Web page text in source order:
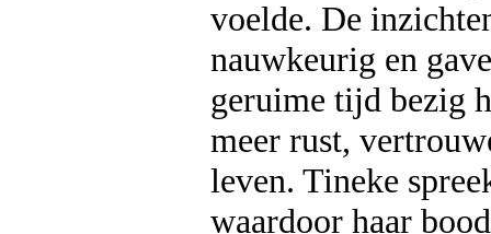
voelde. De
nauwkeurig en
geruime tijd bezig
meer rust,
leven. Tineke
waardoor haar